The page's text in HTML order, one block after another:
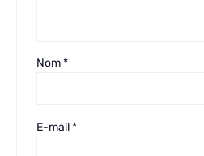
Nom*
E-mail*